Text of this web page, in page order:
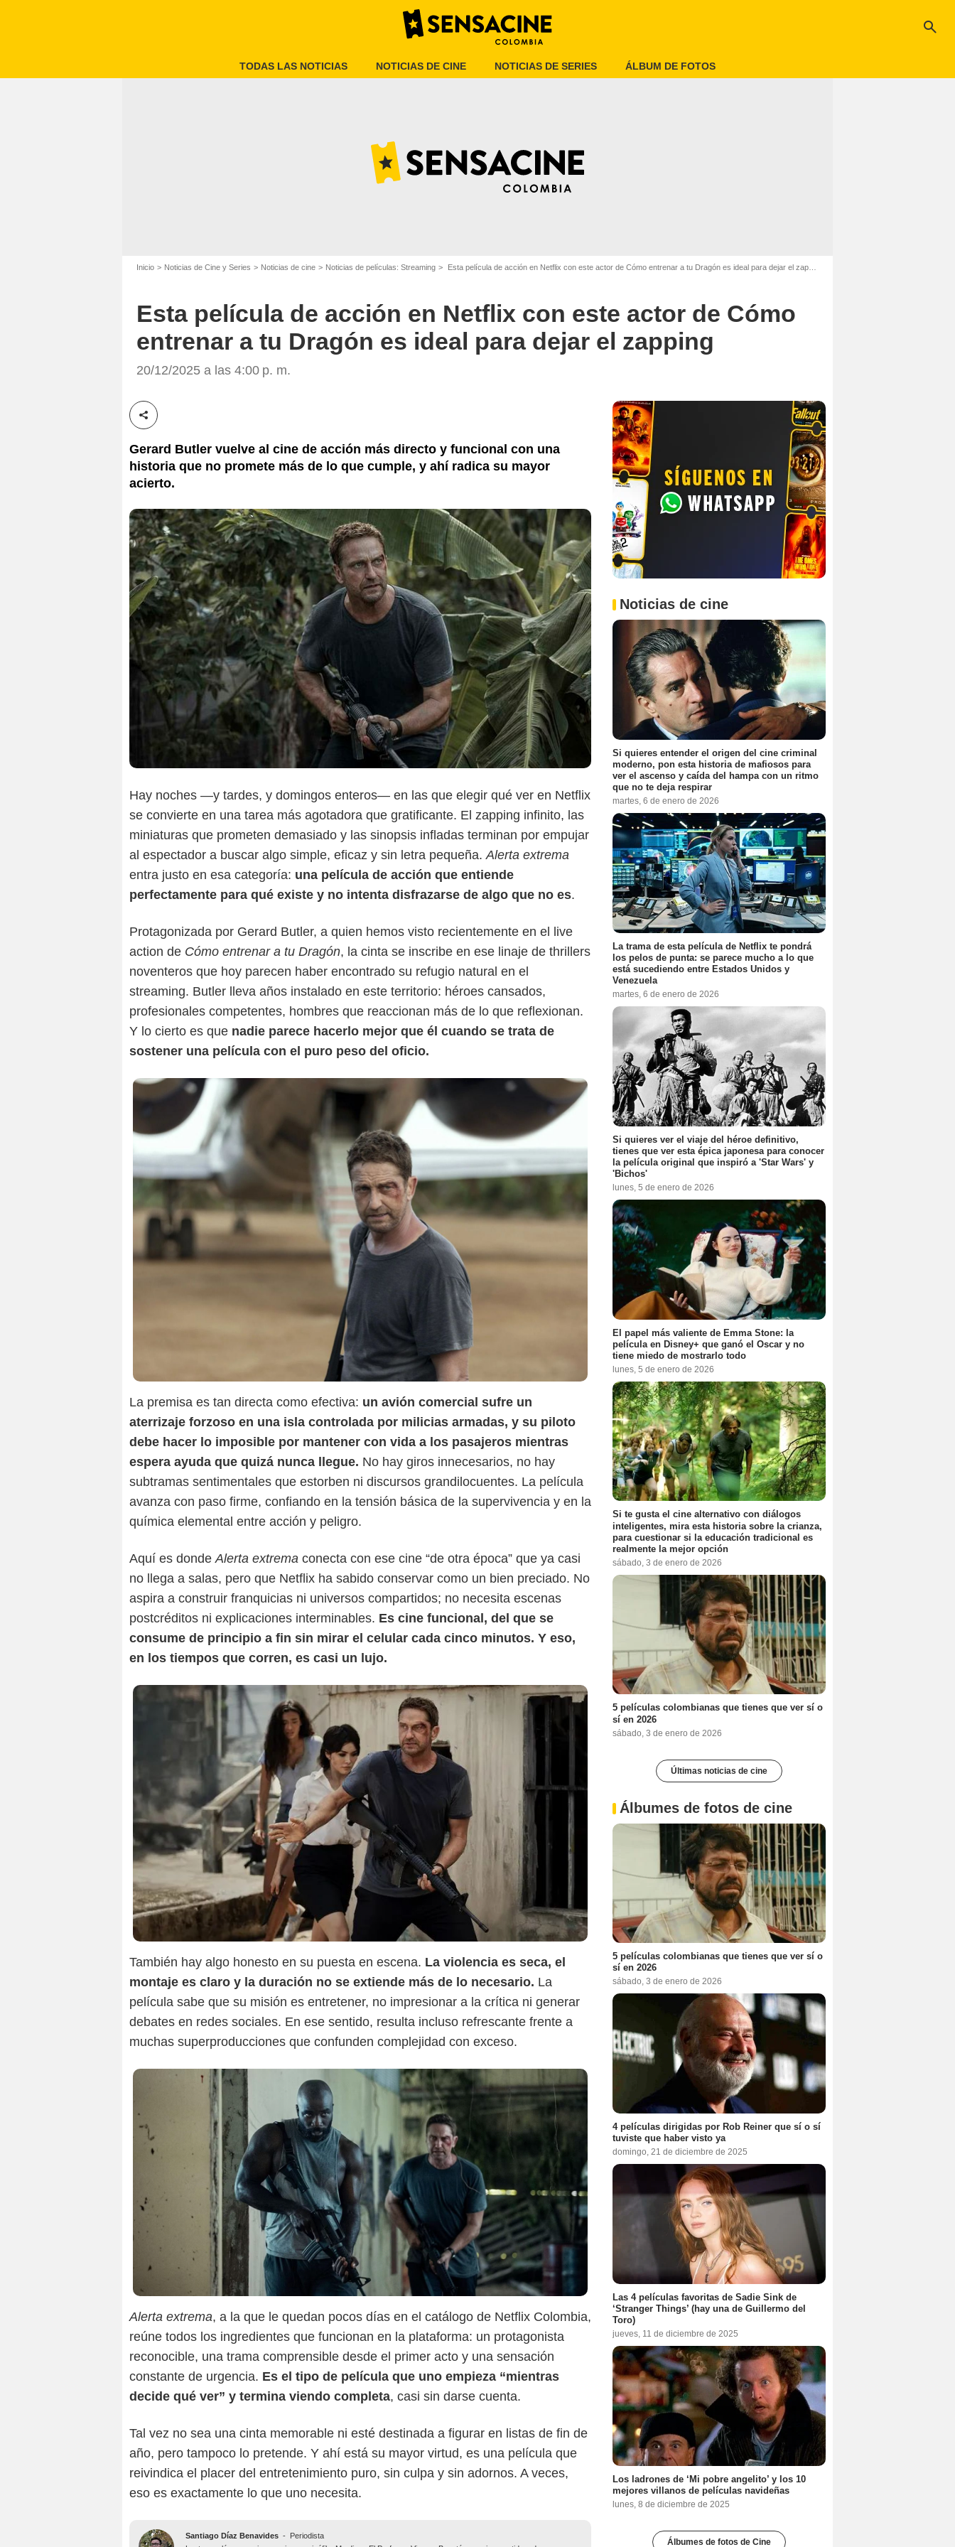
search
TODAS LAS NOTICIAS NOTICIAS DE CINE NOTICIAS DE SERIES ÁLBUM DE FOTOS
Inicio Noticias de Cine y Series Noticias de cine Noticias de películas: Streaming Esta película de acción en Netflix con este actor de Cómo entrenar a tu Dragón es ideal para dejar el zapping
Esta película de acción en Netflix con este actor de Cómo
entrenar a tu Dragón es ideal para dejar el zapping
20/12/2025 a las 4:00 p. m.
Compartir esta noticia
Gerard Butler vuelve al cine de acción más directo y funcional con una
historia que no promete más de lo que cumple, y ahí radica su mayor
acierto.
Hay noches —y tardes, y domingos enteros— en las que elegir qué ver en Netflix
se convierte en una tarea más agotadora que gratificante. El zapping infinito, las
miniaturas que prometen demasiado y las sinopsis infladas terminan por empujar
al espectador a buscar algo simple, eficaz y sin letra pequeña.Alerta extrema
entra justo en esa categoría: una película de acción que entiende
perfectamente para qué existe y no intenta disfrazarse de algo que no es.
Protagonizada por Gerard Butler, a quien hemos visto recientemente en el live
action de Cómo entrenar a tu Dragón, la cinta se inscribe en ese linaje de thrillers
noventeros que hoy parecen haber encontrado su refugio natural en el
streaming. Butler lleva años instalado en este territorio: héroes cansados,
profesionales competentes, hombres que reaccionan más de lo que reflexionan.
Y lo cierto es que nadie parece hacerlo mejor que él cuando se trata de
sostener una película con el puro peso del oficio.
La premisa es tan directa como efectiva: un avión comercial sufre un
aterrizaje forzoso en una isla controlada por milicias armadas, y su piloto
debe hacer lo imposible por mantener con vida a los pasajeros mientras
espera ayuda que quizá nunca llegue. No hay giros innecesarios, no hay
subtramas sentimentales que estorben ni discursos grandilocuentes. La película
avanza con paso firme, confiando en la tensión básica de la supervivencia y en la
química elemental entre acción y peligro.
Aquí es dondeAlerta extrema conecta con ese cine “de otra época” que ya casi
no llega a salas, pero que Netflix ha sabido conservar como un bien preciado. No
aspira a construir franquicias ni universos compartidos; no necesita escenas
postcréditos ni explicaciones interminables. Es cine funcional, del que se
consume de principio a fin sin mirar el celular cada cinco minutos. Y eso,
en los tiempos que corren, es casi un lujo.
También hay algo honesto en su puesta en escena. La violencia es seca, el
montaje es claro y la duración no se extiende más de lo necesario. La
película sabe que su misión es entretener, no impresionar a la crítica ni generar
debates en redes sociales. En ese sentido, resulta incluso refrescante frente a
muchas superproducciones que confunden complejidad con exceso.
Netflix
Alerta extrema, a la que le quedan pocos días en el catálogo de Netflix Colombia,
reúne todos los ingredientes que funcionan en la plataforma: un protagonista
reconocible, una trama comprensible desde el primer acto y una sensación
constante de urgencia. Es el tipo de película que uno empieza “mientras
decide qué ver” y termina viendo completa, casi sin darse cuenta.
Tal vez no sea una cinta memorable ni esté destinada a figurar en listas de fin de
año, pero tampoco lo pretende. Y ahí está su mayor virtud, es una película que
reivindica el placer del entretenimiento puro, sin culpa y sin adornos. A veces,
eso es exactamente lo que uno necesita.
Santiago Díaz Benavides - Periodista
Noticias de cine
Si quieres entender el origen del cine criminal
moderno, pon esta historia de mafiosos para
ver el ascenso y caída del hampa con un ritmo
que no te deja respirar
martes, 6 de enero de 2026
La trama de esta película de Netflix te pondrá
los pelos de punta: se parece mucho a lo que
está sucediendo entre Estados Unidos y
Venezuela
martes, 6 de enero de 2026
Si quieres ver el viaje del héroe definitivo,
tienes que ver esta épica japonesa para conocer
la película original que inspiró a 'Star Wars' y
'Bichos'
lunes, 5 de enero de 2026
El papel más valiente de Emma Stone: la
película en Disney+ que ganó el Oscar y no
tiene miedo de mostrarlo todo
lunes, 5 de enero de 2026
Si te gusta el cine alternativo con diálogos
inteligentes, mira esta historia sobre la crianza,
para cuestionar si la educación tradicional es
realmente la mejor opción
sábado, 3 de enero de 2026
5 películas colombianas que tienes que ver sí o
sí en 2026
sábado, 3 de enero de 2026
Últimas noticias de cine
Álbumes de fotos de cine
5 películas colombianas que tienes que ver sí o
sí en 2026
sábado, 3 de enero de 2026
4 películas dirigidas por Rob Reiner que sí o sí
tuviste que haber visto ya
domingo, 21 de diciembre de 2025
Las 4 películas favoritas de Sadie Sink de
‘Stranger Things’ (hay una de Guillermo del
Toro)
jueves, 11 de diciembre de 2025
Los ladrones de ‘Mi pobre angelito’ y los 10
mejores villanos de películas navideñas
lunes, 8 de diciembre de 2025
Álbumes de fotos de Cine